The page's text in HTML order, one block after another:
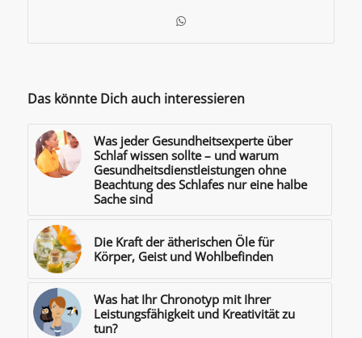
Das könnte Dich auch interessieren
Was jeder Gesundheitsexperte über
Schlaf wissen sollte – und warum
Gesundheitsdienstleistungen ohne
Beachtung des Schlafes nur eine halbe
Sache sind
Die Kraft der ätherischen Öle für
Körper, Geist und Wohlbefinden
Was hat Ihr Chronotyp mit Ihrer
Leistungsfähigkeit und Kreativität zu
tun?